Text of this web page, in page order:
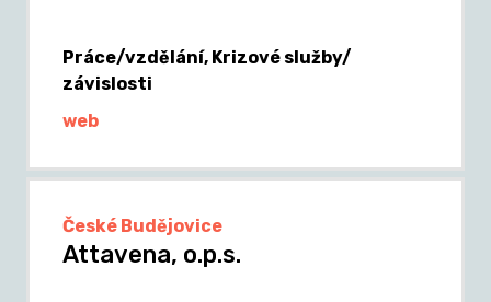
Práce/vzdělání, Krizové služby/
závislosti
web
České Budějovice
Attavena, o.p.s.